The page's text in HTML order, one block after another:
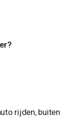
rijden, buiten